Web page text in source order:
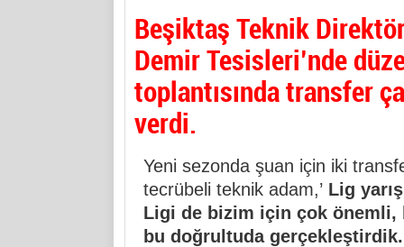
Beşiktaş Teknik
Demir Tesisleri’nde
toplantısında transfer
verdi.
Yeni sezonda şuan için iki
tecrübeli teknik adam,’ Lig
Ligi de bizim için çok önemli,
bu doğrultuda